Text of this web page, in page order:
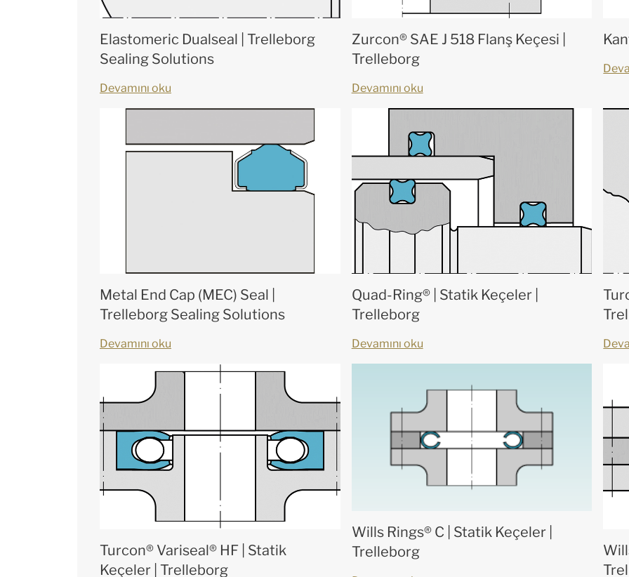
Elastomeric Dualseal | Trelleborg
Sealing Solutions
Devamını oku
Zurcon® SAE J 518 Flanş Keçesi |
Trelleborg
Devamını oku
Metal End Cap (MEC) Seal |
Trelleborg Sealing Solutions
Devamını oku
Quad-Ring® | Statik Keçeler |
Trelleborg
Devamını oku
Turcon® Variseal® HF | Statik
Keçeler | Trelleborg
Wills Rings® C | Statik Keçeler |
Trelleborg